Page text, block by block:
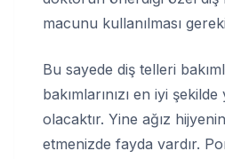
macunu kullanılması
Bu sayede diş telleri
bakımlarınızı en iyi
olacaktır. Yine ağız
etmenizde fayda vardır.